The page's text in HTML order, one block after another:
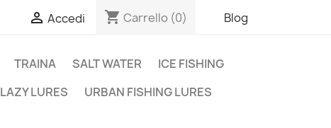
 Accedi shopping_cart Carrello (0) Blog
TRAINA SALT WATER
ICE FISHING
LAZY LURES
URBAN FISHING LURES